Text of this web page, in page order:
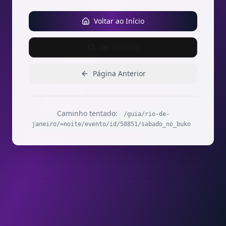
Voltar ao Início
Página Anterior
Caminho tentado:
/guia/rio-de-
janeiro/=noite/evento/id/58851/sabado_no_buko